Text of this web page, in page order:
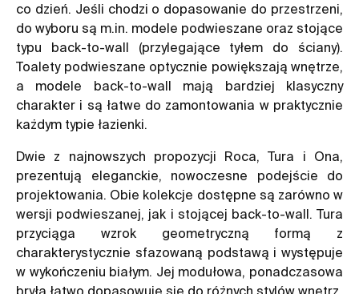
co dzień. Jeśli chodzi o dopasowanie do przestrzeni,
do wyboru są m.in. modele podwieszane oraz stojące
typu back-to-wall (przylegające tyłem do ściany).
Toalety podwieszane optycznie powiększają wnętrze,
a modele back-to-wall mają bardziej klasyczny
charakter i są łatwe do zamontowania w praktycznie
każdym typie łazienki.
Dwie z najnowszych propozycji Roca, Tura i Ona,
prezentują eleganckie, nowoczesne podejście do
projektowania. Obie kolekcje dostępne są zarówno w
wersji podwieszanej, jak i stojącej back-to-wall. Tura
przyciąga wzrok geometryczną formą z
charakterystycznie sfazowaną podstawą i występuje
w wykończeniu białym. Jej modułowa, ponadczasowa
bryła łatwo dopasowuje się do różnych stylów wnętrz.